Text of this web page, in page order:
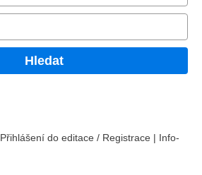
Hledat
Přihlášení do editace / Registrace | Info-